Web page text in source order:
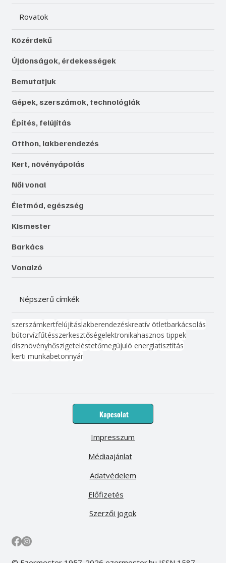
Rovatok
Közérdekű
Újdonságok, érdekességek
Bemutatjuk
Gépek, szerszámok, technológiák
Építés, felújítás
Otthon, lakberendezés
Kert, növényápolás
Női vonal
Életmód, egészség
Kismester
Barkács
Vonalzó
Népszerű címkék
szerszámkertfelújításlakberendezéskreatív ötletbarkácsolás
bútorvízfűtésszerkesztőségelektronikahasznos tippek
dísznövényhőszigeteléstetőmegújuló energiatisztítás
kerti munkabetonnyár
Kapcsolat
Médiaajánlat
Előfizetés
Impresszum
Adatvédelem
Szerzői jogok